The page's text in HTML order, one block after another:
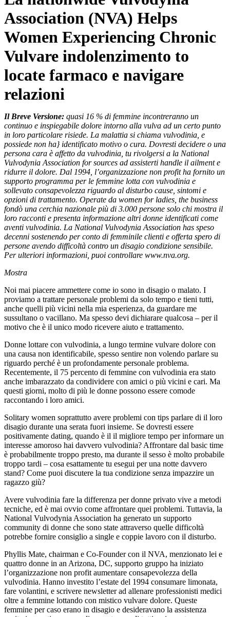
Association (NVA) Helps
Women Experiencing Chronic
Vulvare indolenzimento to
locate farmaco e navigare
relazioni
Il Breve Versione: quasi 16 % di femmine incontreranno un
continuo e inspiegabile dolore intorno alla vulva ad un certo punto
in loro particolare risiede. La malattia si chiama vulvodinia, e
possiede non ha} identificato motivo o cura. Dovresti decidere o una
persona cara è affetto da vulvodinia, tu rivolgersi a la National
Vulvodynia Association for sources ad assisterti handle il ailment e
ridurre il dolore. Dal 1994, l’organizzazione non profit ha fornito un
supporto programma per le femmine lotta con vulvodinia e
sollevato consapevolezza riguardo al disturbo cause, sintomi e
opzioni di trattamento. Operate da women for ladies, the business
fondò una cerchia nazionale più di 3.000 persone solo chi mostra il
loro racconti e presenta informazione altri donne identificati come
aventi vulvodinia. La National Vulvodynia Association has speso
decenni sostenendo per conto di femminile clienti e offerta spero di
persone avendo difficoltà contro un disagio condizione sensibile.
Per ulteriori informazioni, puoi controllare www.nva.org.
Mostra
Noi mai piacere ammettere come io sono in disagio o malato. I
proviamo a trattare personale problemi da solo tempo e tieni tutti,
anche quelli più vicini nella mia esperienza, da guardare me
sussultano o vacillano. Ma spesso devi dichiarare qualcosa – per il
motivo che è il unico modo ricevere aiuto e trattamento.
Donne lottare con vulvodinia, a lungo termine vulvare dolore con
una causa non identificabile, spesso sentire non volendo parlare su
riguardo perché è un profondamente personale problema.
Recentemente, il 75 percento di femmine con vulvodinia era stato
anche imbarazzato da condividere con amici o più vicini e cari. Ma
questi giorni, molto di più le donne possono essere comode
raccontando i loro amici.
Solitary women soprattutto avere problemi con tips parlare di il loro
disagio durante una serata fuori insieme. Se dovresti essere
positivamente dating, quando è il il migliore tempo per informare un
interesse amoroso hai davvero vulvodinia? Affrontare dal basic time
è probabilmente troppo presto, ma durante il sesso è molto probabile
troppo tardi – cosa esattamente tu esegui per una notte davvero
stand? Come puoi discutere la tua condizione senza impazzire un
ragazzo giù?
Avere vulvodinia fare la differenza per donne privato vive a metodi
tecniche, ed è mai ovvio come affrontare quei problemi. Tuttavia, la
National Vulvodynia Association ha generato un supporto
community di donne che sono state attraverso quelle difficoltà
potrebbe fornire consiglio a single e coppie lavoro con il disturbo.
Phyllis Mate, chairman e Co-Founder con il NVA, menzionato lei e
quattro donne in an Arizona, DC, supporto gruppo ha iniziato
l’organizzazione non profit aumentare consapevolezza della
vulvodinia. Hanno investito l’estate del 1994 consumare limonata,
fare volantini, e scrivere newsletter ad allenare professionisti medici
oltre a femmine lottando con mistico vulvare dolore. Queste
femmine per caso erano in disagio e desideravano la assistenza